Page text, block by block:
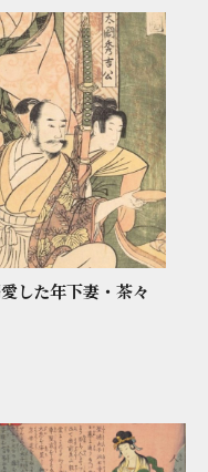
した年下妻・茶々